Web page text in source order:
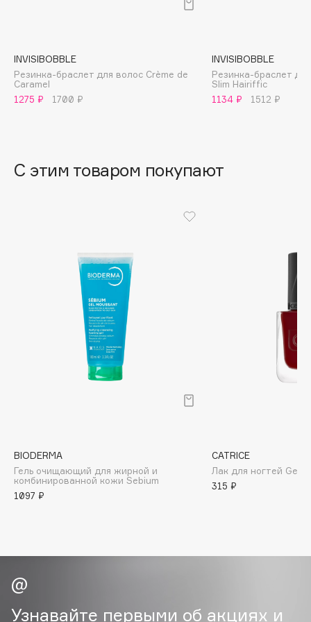
Baffy
Balmain Hair Couture
ЭКСКЛЮЗИВ
Banderas
Beauty Pati
Beverly Hills Polo Club
BOOMSHOP
BORK
Brunello Cucinelli
INVISIBOBBLE
Резинка-браслет для волос Crème de
Caramel
1275 ₽
1700 ₽
INVISIBOBBLE
Резинка-браслет
Slim Hairiffic
1134 ₽
1512 ₽
С этим товаром покупают
BIODERMA
Гель очищающий для жирной и
комбинированной кожи Sebium
1097 ₽
CATRICE
Лак для ногтей Gel
315 ₽
Узнавайте первыми об акциях и